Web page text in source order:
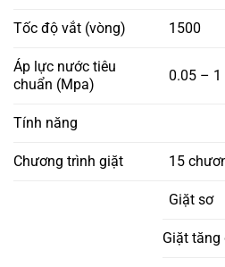
Tốc độ vắt (vòng) 1500
Áp lực nước tiêu
chuẩn (Mpa)
0.05 – 1
Tính năng
Chương trình giặt 15
Giặt sơ
Giặt tăng